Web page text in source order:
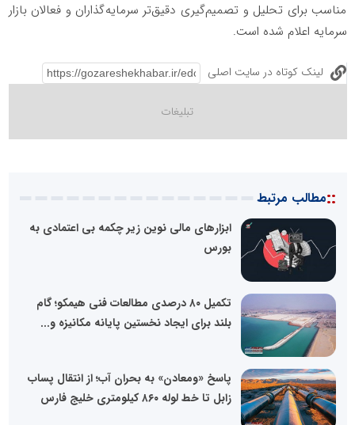
مناسب برای تحلیل و تصمیم‌گیری دقیق‌تر سرمایه‌گذاران و فعالان بازار
سرمایه اعلام شده است.
لینک کوتاه در سایت اصلی
::مطالب مرتبط
ابزارهای مالی نوین زیر چکمه بی‌ اعتمادی به
بورس
تکمیل ۸۰ درصدی مطالعات فنی هیمکو؛ گام
بلند برای ایجاد نخستین پایانه مکانیزه و...
پاسخ «ومعادن» به بحران آب؛ از انتقال پساب
زابل تا خط لوله ۸۶۰ کیلومتری خلیج فارس